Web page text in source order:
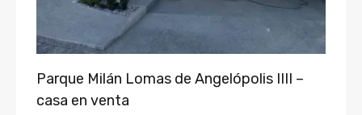
Parque Milán Lomas de Angelópolis IIII –
casa en venta